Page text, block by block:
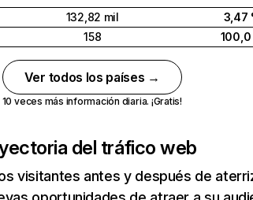
132,82 mil
3,47
158 100,0
Ver todos los países →
10 veces más información diaria. ¡Gratis!
del tráfico web
visitantes antes y después de